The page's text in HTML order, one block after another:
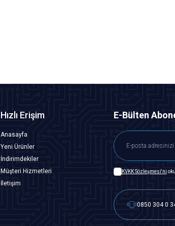
Hızlı Erişim
Anasayfa
Yeni Ürünler
İndirimdekiler
Müşteri Hizmetleri
İletişim
E-Bülten
KVKK Sözleşmesi'ni
0850 304 0